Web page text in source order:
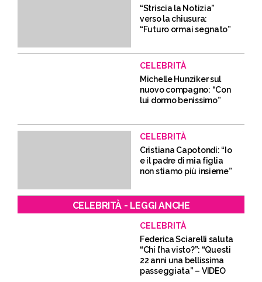
“Striscia la Notizia”
verso la chiusura:
“Futuro ormai segnato”
CELEBRITÀ
Michelle Hunziker sul
nuovo compagno: “Con
lui dormo benissimo”
CELEBRITÀ
Cristiana Capotondi: “Io
e il padre di mia figlia
non stiamo più insieme”
CELEBRITÀ - LEGGI ANCHE
CELEBRITÀ
Federica Sciarelli saluta
“Chi l’ha visto?”: “Questi
22 anni una bellissima
passeggiata” – VIDEO